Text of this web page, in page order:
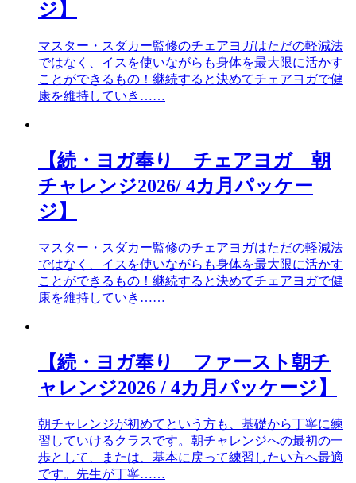
ジ】
マスター・スダカー監修のチェアヨガはただの軽減法
ではなく、イスを使いながらも身体を最大限に活かす
ことができるもの！継続すると決めてチェアヨガで健
康を維持していき……
【続・ヨガ奉り チェアヨガ 朝
チャレンジ2026/ 4カ月パッケー
ジ】
マスター・スダカー監修のチェアヨガはただの軽減法
ではなく、イスを使いながらも身体を最大限に活かす
ことができるもの！継続すると決めてチェアヨガで健
康を維持していき……
【続・ヨガ奉り ファースト朝チ
ャレンジ2026 / 4カ月パッケージ】
朝チャレンジが初めてという方も、基礎から丁寧に練
習していけるクラスです。朝チャレンジへの最初の一
歩として、または、基本に戻って練習したい方へ最適
です。先生が丁寧……